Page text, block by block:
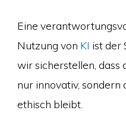
Eine
Nutzung von KI ist der
wir sicherstellen, dass
nur innovativ, sondern
ethisch bleibt.